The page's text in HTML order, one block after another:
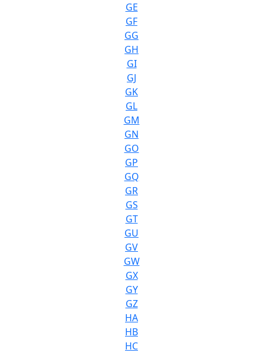
GE
GF
GG
GH
GI
GJ
GK
GL
GM
GN
GO
GP
GQ
GR
GS
GT
GU
GV
GW
GX
GY
GZ
HA
HB
HC